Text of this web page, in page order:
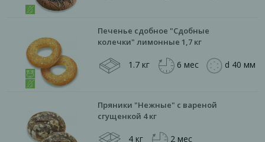
Печенье сдобное "Сдобные
колечки" лимонные 1,7 кг
1.7 кг 6 мес d 40 мм
Пряники "Нежные" с вареной
сгущенкой 4 кг
4 кг 2 мес